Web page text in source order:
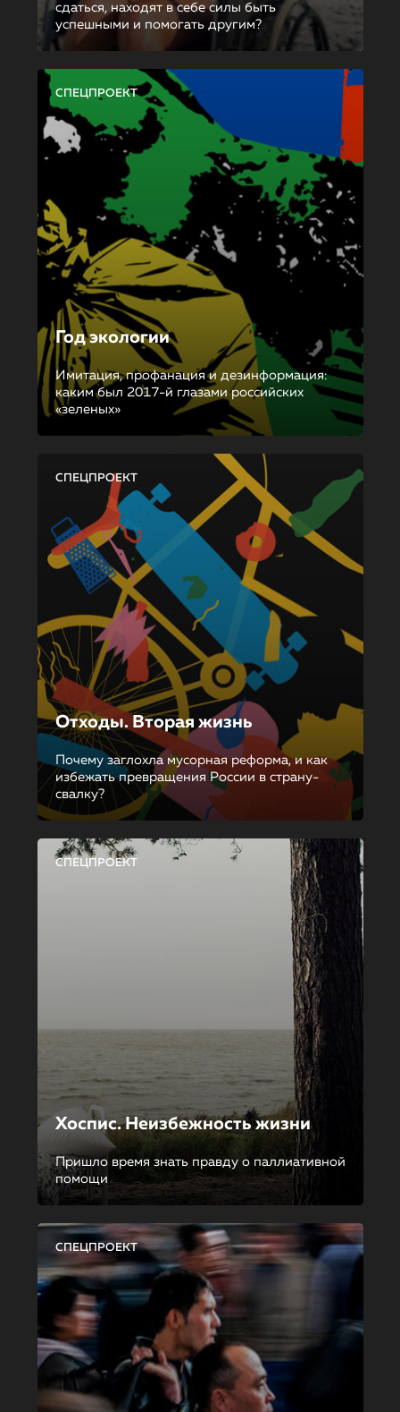
сдаться, находят в себе силы быть
успешными и помогать другим?
СПЕЦПРОЕКТ
Год экологии
Имитация, профанация и дезинформация:
каким был 2017-й глазами российских
«зеленых»
СПЕЦПРОЕКТ
Отходы. Вторая жизнь
Почему заглохла мусорная реформа, и как
избежать превращения России в страну-
свалку?
СПЕЦПРОЕКТ
Хоспис. Неизбежность жизни
Пришло время знать правду о паллиативной
помощи
СПЕЦПРОЕКТ